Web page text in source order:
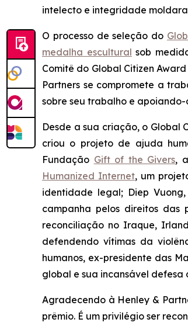
intelecto e integridade
O processo de seleção do
medalha escultural sob
Comitê do Global Citizen
Partners se compromete a
sobre seu trabalho e
Desde a sua criação, o Global
criou o projeto de ajuda
Fundação Gift of the Givers,
Humanized Internet, um
identidade legal; Diep
campanha pelos direitos das
reconciliação no Iraque,
defendendo vítimas da
humanos, ex-presidente das
global e sua incansável
Agradecendo à Henley &
prêmio. É um privilégio ser